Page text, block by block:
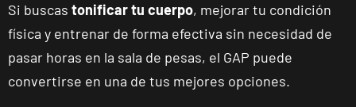
Si buscas tonificar tu cuerpo, mejorar tu condición
física y entrenar de forma efectiva sin necesidad de
pasar horas en la sala de pesas, el GAP puede
convertirse en una de tus mejores opciones.